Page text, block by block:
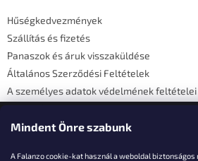
Mindent Önre szabunk
A Falanzo cookie-kat használ a weboldal
Hűségkedvezmények
Szállítás és fizetés
Panaszok és áruk visszaküldése
Általános Szerződési Feltételek
A személyes adatok védelmének feltételei
Elérhetőségi adatok